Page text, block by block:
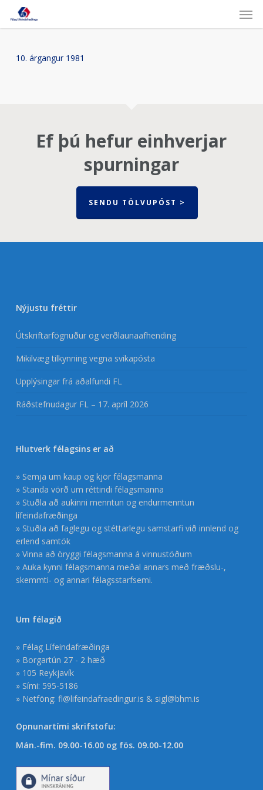
main
10. árgangur 1981
Ef þú hefur einhverjar
spurningar
SENDU TÖLVUPÓST >
Nýjustu fréttir
Útskriftarfögnuður og verðlaunaafhending
Mikilvæg tilkynning vegna svikapósta
Upplýsingar frá aðalfundi FL
Ráðstefnudagur FL – 17. apríl 2026
Hlutverk félagsins er að
» Semja um kaup og kjör félagsmanna
» Standa vörð um réttindi félagsmanna
» Stuðla að aukinni menntun og endurmenntun
lífeindafræðinga
» Stuðla að faglegu og stéttarlegu samstarfi við innlend og
erlend samtök
» Vinna að öryggi félagsmanna á vinnustöðum
» Auka kynni félagsmanna meðal annars með fræðslu-,
skemmti- og annari félagsstarfsemi.
Um félagið
» Félag Lífeindafræðinga
» Borgartún 27 - 2 hæð
» 105 Reykjavík
» Sími: 595-5186
» Netföng: fl@lifeindafraedingur.is & sigl@bhm.is
Opnunartími skrifstofu:
Mán.-fim. 09.00-16.00 og fös. 09.00-12.00